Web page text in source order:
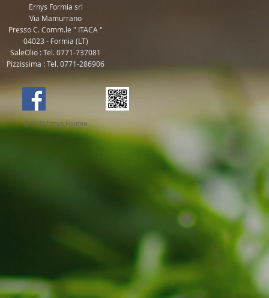
Ernys Formia srl
Via Mamurrano
Presso C. Comm.le " ITACA "
04023 - Formia (LT)
SaleOlio : Tel. 0771-737081
Pizzissima : Tel. 0771-286906
© 2020 Ernys Formia